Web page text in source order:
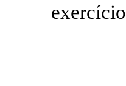
exercício